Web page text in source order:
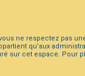
ne respectez pas
qu’aux
sur cet espace. Pour